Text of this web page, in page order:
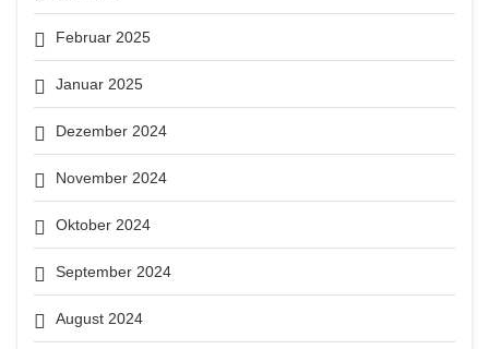
Februar 2025
Januar 2025
Dezember 2024
November 2024
Oktober 2024
September 2024
August 2024